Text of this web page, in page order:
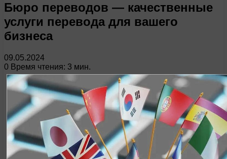
Бюро переводов — качественные
услуги перевода для вашего
бизнеса
09.05.2024
0 Время чтения: 3 мин.